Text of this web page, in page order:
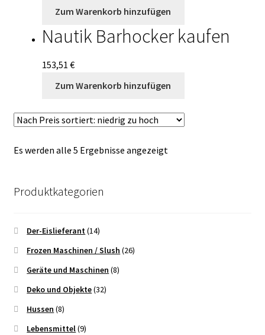
Zum Warenkorb hinzufügen
Nautik Barhocker kaufen
153,51 €
Zum Warenkorb hinzufügen
Es werden alle 5 Ergebnisse angezeigt
Produktkategorien
Der-Eislieferant(14)
Frozen Maschinen / Slush (26)
Geräte und Maschinen (8)
Deko und Objekte(32)
Hussen (8)
Lebensmittel(9)